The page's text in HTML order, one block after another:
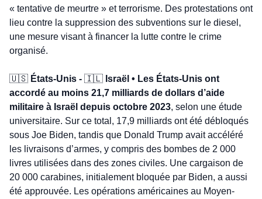
« tentative de meurtre » et terrorisme. Des protestations ont
lieu contre la suppression des subventions sur le diesel,
une mesure visant à financer la lutte contre le crime
organisé.
🇺🇸 États-Unis - 🇮🇱 Israël • Les États-Unis ont
accordé au moins 21,7 milliards de dollars d’aide
militaire à Israël depuis octobre 2023, selon une étude
universitaire. Sur ce total, 17,9 milliards ont été débloqués
sous Joe Biden, tandis que Donald Trump avait accéléré
les livraisons d’armes, y compris des bombes de 2 000
livres utilisées dans des zones civiles. Une cargaison de
20 000 carabines, initialement bloquée par Biden, a aussi
été approuvée. Les opérations américaines au Moyen-